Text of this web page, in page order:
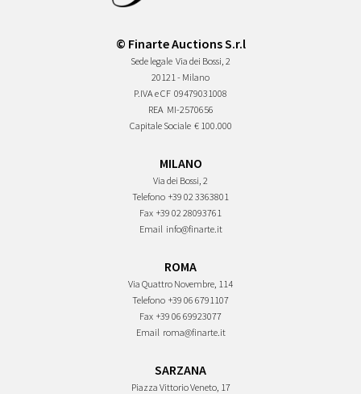
© Finarte Auctions S.r.l
Sede legale Via dei Bossi, 2
20121 - Milano
P.IVA e CF 09479031008
REA MI-2570656
Capitale Sociale € 100.000
MILANO
Via dei Bossi, 2
Telefono +39 02 3363801
Fax +39 02 28093761
Email info@finarte.it
ROMA
Via Quattro Novembre, 114
Telefono +39 06 6791107
Fax +39 06 69923077
Email roma@finarte.it
SARZANA
Piazza Vittorio Veneto, 17